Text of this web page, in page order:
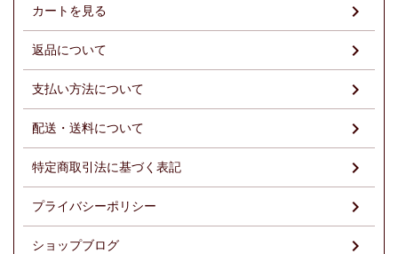
カートを見る
返品について
支払い方法について
配送・送料について
特定商取引法に基づく表記
プライバシーポリシー
ショップブログ